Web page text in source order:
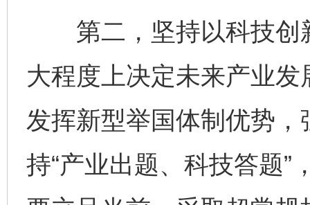
第二，坚持以科技创
大程度上决定未来产业
发挥新型举国体制优势
持“产业出题、科技答题”